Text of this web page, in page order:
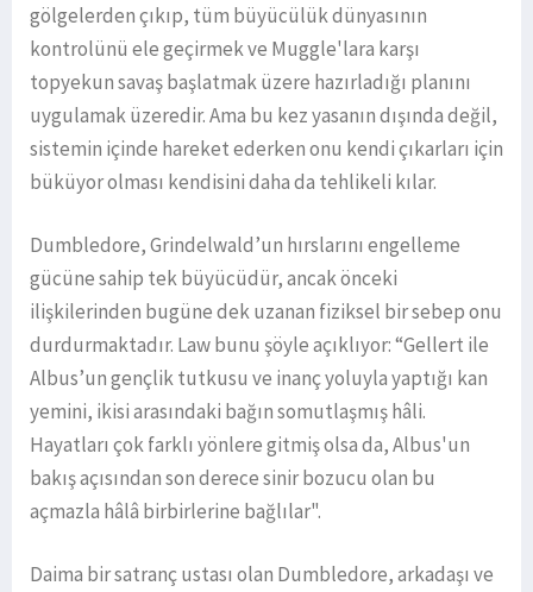
gölgelerden çıkıp, tüm büyücülük dünyasının
kontrolünü ele geçirmek ve Muggle'lara karşı
topyekun savaş başlatmak üzere hazırladığı planını
uygulamak üzeredir. Ama bu kez yasanın dışında değil,
sistemin içinde hareket ederken onu kendi çıkarları için
büküyor olması kendisini daha da tehlikeli kılar.
Dumbledore, Grindelwald’un hırslarını engelleme
gücüne sahip tek büyücüdür, ancak önceki
ilişkilerinden bugüne dek uzanan fiziksel bir sebep onu
durdurmaktadır. Law bunu şöyle açıklıyor: “Gellert ile
Albus’un gençlik tutkusu ve inanç yoluyla yaptığı kan
yemini, ikisi arasındaki bağın somutlaşmış hâli.
Hayatları çok farklı yönlere gitmiş olsa da, Albus'un
bakış açısından son derece sinir bozucu olan bu
açmazla hâlâ birbirlerine bağlılar".
Daima bir satranç ustası olan Dumbledore, arkadaşı ve